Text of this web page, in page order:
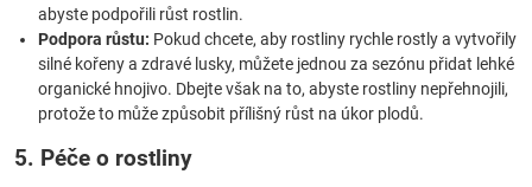
abyste podpořili růst rostlin.
Podpora růstu: Pokud chcete, aby rostliny rychle rostly a vytvořily
silné kořeny a zdravé lusky, můžete jednou za sezónu přidat lehké
organické hnojivo. Dbejte však na to, abyste rostliny nepřehnojili,
protože to může způsobit přílišný růst na úkor plodů.
5. Péče o rostliny